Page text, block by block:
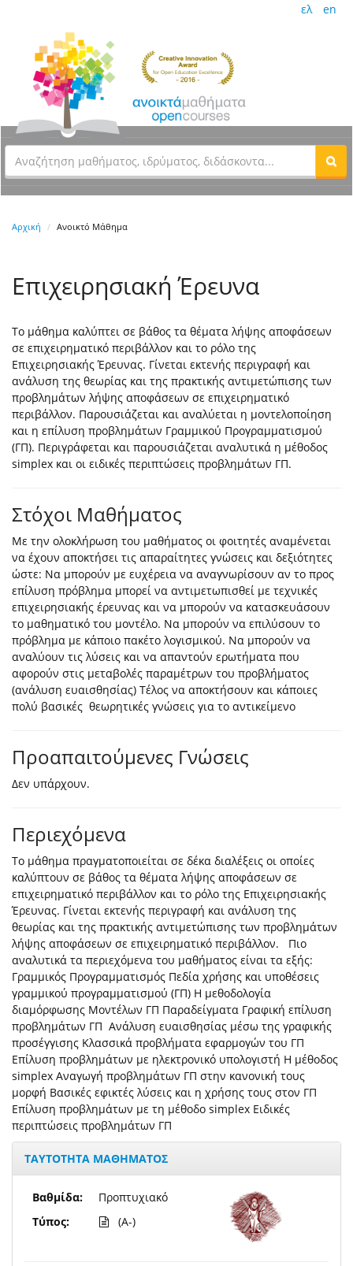
ελ en
Αρχική Ανοικτό Μάθημα
Επιχειρησιακή Έρευνα
Το μάθημα καλύπτει σε βάθος τα θέματα λήψης αποφάσεων
σε επιχειρηματικό περιβάλλον και το ρόλο της
Επιχειρησιακής Έρευνας. Γίνεται εκτενής περιγραφή και
ανάλυση της θεωρίας και της πρακτικής αντιμετώπισης των
προβλημάτων λήψης αποφάσεων σε επιχειρηματικό
περιβάλλον. Παρουσιάζεται και αναλύεται η μοντελοποίηση
και η επίλυση προβλημάτων Γραμμικού Προγραμματισμού
(ΓΠ). Περιγράφεται και παρουσιάζεται αναλυτικά η μέθοδος
simplex και οι ειδικές περιπτώσεις προβλημάτων ΓΠ.
Στόχοι Μαθήματος
Με την ολοκλήρωση του μαθήματος οι φοιτητές αναμένεται
να έχουν αποκτήσει τις απαραίτητες γνώσεις και δεξιότητες
ώστε: Να μπορούν με ευχέρεια να αναγνωρίσουν αν το προς
επίλυση πρόβλημα μπορεί να αντιμετωπισθεί με τεχνικές
επιχειρησιακής έρευνας και να μπορούν να κατασκευάσουν
το μαθηματικό του μοντέλο. Να μπορούν να επιλύσουν το
πρόβλημα με κάποιο πακέτο λογισμικού. Να μπορούν να
αναλύουν τις λύσεις και να απαντούν ερωτήματα που
αφορούν στις μεταβολές παραμέτρων του προβλήματος
(ανάλυση ευαισθησίας) Τέλος να αποκτήσουν και κάποιες
πολύ βασικές θεωρητικές γνώσεις για το αντικείμενο
Προαπαιτούμενες Γνώσεις
Δεν υπάρχουν.
Περιεχόμενα
Το μάθημα πραγματοποιείται σε δέκα διαλέξεις οι οποίες
καλύπτουν σε βάθος τα θέματα λήψης αποφάσεων σε
επιχειρηματικό περιβάλλον και το ρόλο της Επιχειρησιακής
Έρευνας. Γίνεται εκτενής περιγραφή και ανάλυση της
θεωρίας και της πρακτικής αντιμετώπισης των προβλημάτων
λήψης αποφάσεων σε επιχειρηματικό περιβάλλον. Πιο
αναλυτικά τα περιεχόμενα του μαθήματος είναι τα εξής:
Γραμμικός Προγραμματισμός Πεδία χρήσης και υποθέσεις
γραμμικού προγραμματισμού (ΓΠ) Η μεθοδολογία
διαμόρφωσης Μοντέλων ΓΠ Παραδείγματα Γραφική επίλυση
προβλημάτων ΓΠ Ανάλυση ευαισθησίας μέσω της γραφικής
προσέγγισης Κλασσικά προβλήματα εφαρμογών του ΓΠ
Επίλυση προβλημάτων με ηλεκτρονικό υπολογιστή Η μέθοδος
simplex Αναγωγή προβλημάτων ΓΠ στην κανονική τους
μορφή Βασικές εφικτές λύσεις και η χρήσης τους στον ΓΠ
Επίλυση προβλημάτων με τη μέθοδο simplex Ειδικές
περιπτώσεις προβλημάτων ΓΠ
ΤΑΥΤΟΤΗΤΑ ΜΑΘΗΜΑΤΟΣ
Βαθμίδα:
Τύπος:
Προπτυχιακό
(A-)